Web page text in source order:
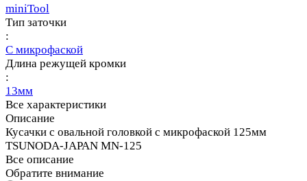
miniTool
Тип заточки
:
С микрофаской
Длина режущей кромки
:
13мм
Все характеристики
Описание
Кусачки с овальной головкой с микрофаской 125мм
TSUNODA-JAPAN MN-125
Все описание
Обратите внимание